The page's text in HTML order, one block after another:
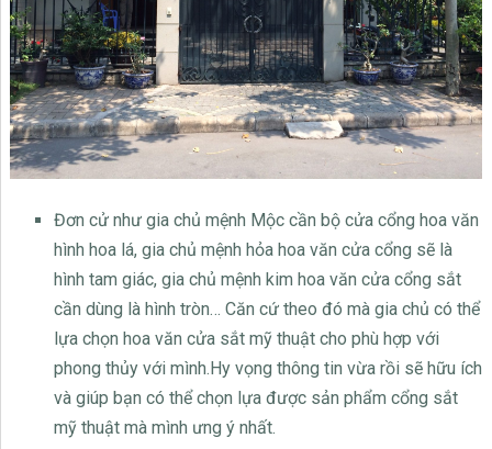
Đơn cử như gia chủ mệnh Mộc cần bộ cửa cổng hoa văn
hình hoa lá, gia chủ mệnh hỏa hoa văn cửa cổng sẽ là
hình tam giác, gia chủ mệnh kim hoa văn cửa cổng sắt
cần dùng là hình tròn… Căn cứ theo đó mà gia chủ có thể
lựa chọn hoa văn cửa sắt mỹ thuật cho phù hợp với
phong thủy với mình.Hy vọng thông tin vừa rồi sẽ hữu ích
và giúp bạn có thể chọn lựa được sản phẩm cổng sắt
mỹ thuật mà mình ưng ý nhất.